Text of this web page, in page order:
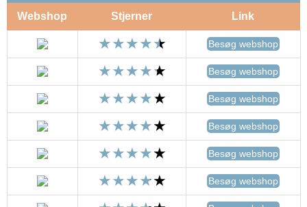
Webshop Stjerner Link
Besøg webshop
Besøg webshop
Besøg webshop
Besøg webshop
Besøg webshop
Besøg webshop